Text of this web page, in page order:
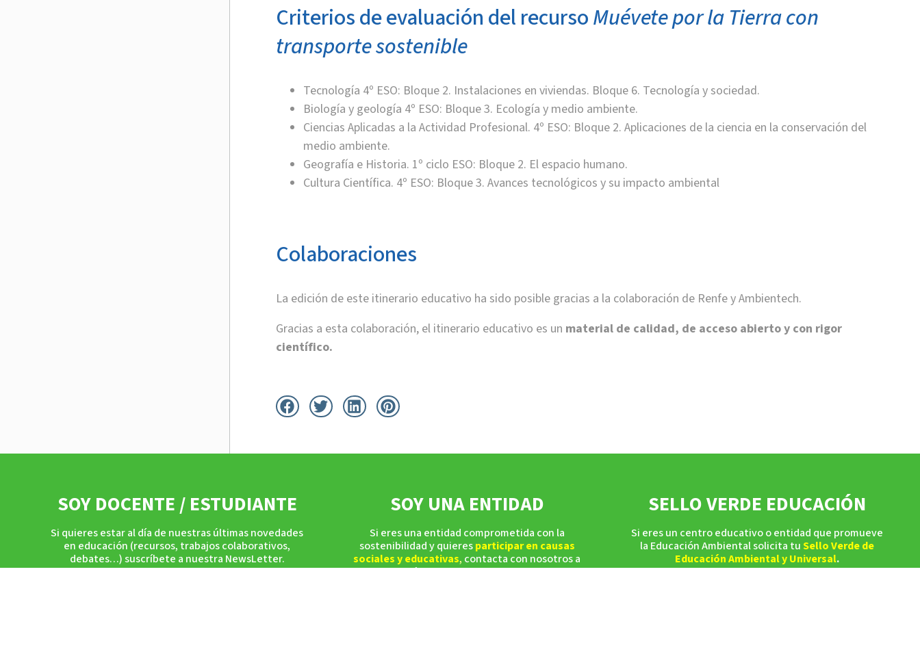
Criterios de evaluación del recursoMuévete por la Tierra con
transporte sostenible
Tecnología 4º ESO: Bloque 2. Instalaciones en viviendas. Bloque 6. Tecnología y sociedad.
Biología y geología 4º ESO: Bloque 3. Ecología y medio ambiente.
Ciencias Aplicadas a la Actividad Profesional. 4º ESO: Bloque 2. Aplicaciones de la ciencia en la conservación del
medio ambiente.
Geografía e Historia. 1º ciclo ESO: Bloque 2. El espacio humano.
Cultura Científica. 4º ESO: Bloque 3. Avances tecnológicos y su impacto ambiental
Colaboraciones
La edición de este itinerario educativo ha sido posible gracias a la colaboración de Renfe y Ambientech.
Gracias a esta colaboración, el itinerario educativo es un material de calidad, de acceso abierto y con rigor
científico.
SOY DOCENTE / ESTUDIANTE
Si quieres estar al día de nuestras últimas novedades
en educación (recursos, trabajos colaborativos,
debates…) suscríbete a nuestra NewsLetter.
SOY UNA ENTIDAD
Si eres una entidad comprometida con la
sostenibilidad y quieresparticipar en causas
sociales y educativas, contacta con nosotros a
través del siguiente formulario.
SELLO VERDE EDUCACIÓN
Si eres un centro educativo o entidad que promueve
la Educación Ambiental solicita tuSello Verde de
Educación Ambiental y Universal.